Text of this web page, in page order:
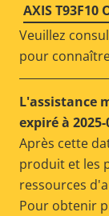
AXIS T93F10
Veuillez
pour
L'assistance
expiré à 2025-
Après cette
produit et les
ressources
Pour obtenir